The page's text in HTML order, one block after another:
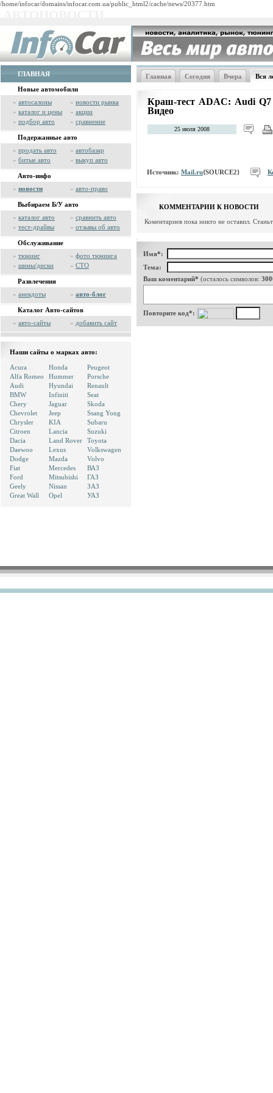
/home/infocar/domains/infocar.com.ua/public_html2/cache/news/20377.htm
ГЛАВНАЯ
Новые автомобили
» автосалоны » новости рынка
» каталог и цены » акции
» подбор авто » сравнение
Подержанные авто
» продать авто » автобазар
» битые авто » выкуп авто
Авто-инфо
» новости » авто-право
Выбираем Б/У авто
» каталог авто » сравнить авто
» тест-драйвы » отзывы об авто
Обслуживание
» тюнинг » фото тюнинга
» шины/диски » СТО
Развлечения
» анекдоты » авто-блог
Каталог Авто-сайтов
» авто-сайты » добавить сайт
Наши сайты о марках авто:
Acura
Alfa Romeo
Audi
BMW
Chery
Chevrolet
Chrysler
Citroen
Dacia
Daewoo
Dodge
Fiat
Ford
Geely
Great Wall
Honda
Hummer
Hyundai
Infiniti
Jaguar
Jeep
KIA
Lancia
Land Rover
Lexus
Mazda
Mercedes
Mitsubishi
Nissan
Opel
Peugeot
Porsche
Renault
Seat
Skoda
Ssang Yong
Subaru
Suzuki
Toyota
Volkswagen
Volvo
ВАЗ
ГАЗ
ЗАЗ
УАЗ
Главная Сегодня Вчера Вся
Краш-тест ADAC: Audi Q7
Видео
25 июля 2008
Источник: Mail.ru{SOURCE2}
КОММЕНТАРИИ К НОВОСТИ
Коментариев пока никто не оставил.
Имя*:
Тема:
Ваш коментарий* (осталось символов:
Повторите код*: